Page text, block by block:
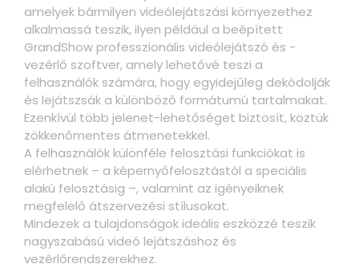
amelyek bármilyen videólejátszási környezethez
alkalmassá teszik, ilyen például a beépített
GrandShow professzionális videólejátszó és -
vezérlő szoftver, amely lehetővé teszi a
felhasználók számára, hogy egyidejűleg dekódolják
és lejátszsák a különböző formátumú tartalmakat.
Ezenkívül több jelenet-lehetőséget biztosít, köztük
zökkenőmentes átmenetekkel.
A felhasználók különféle felosztási funkciókat is
elérhetnek – a képernyőfelosztástól a speciális
alakú felosztásig –, valamint az igényeiknek
megfelelő átszervezési stílusokat.
Mindezek a tulajdonságok ideális eszközzé teszik
nagyszabású videó lejátszáshoz és
vezérlőrendszerekhez.